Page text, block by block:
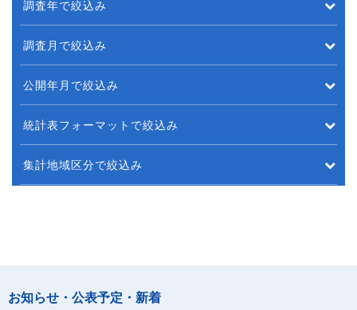
調査年で絞込み
調査月で絞込み
公開年月で絞込み
統計表フォーマットで絞込み
集計地域区分で絞込み
お知らせ・公表予定・新着